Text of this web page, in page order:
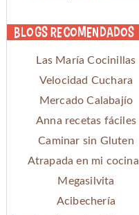
Blogs recomendados
Las María Cocinillas
Velocidad Cuchara
Mercado Calabajío
Anna recetas fáciles
Caminar sin Gluten
Atrapada en mi cocina
Megasilvita
Acibechería